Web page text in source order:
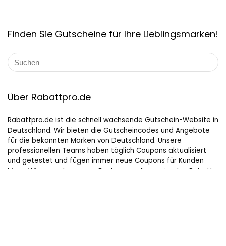
Finden Sie Gutscheine für Ihre Lieblingsmarken!
Über Rabattpro.de
Rabattpro.de ist die schnell wachsende Gutschein-Website in
Deutschland. Wir bieten die Gutscheincodes und Angebote
für die bekannten Marken von Deutschland. Unsere
professionellen Teams haben täglich Coupons aktualisiert
und getestet und fügen immer neue Coupons für Kunden
hinzu. Wir versuchen unser Bestes, um die maximalen Rabatte